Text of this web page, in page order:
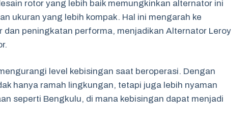
rotor yang lebih baik memungkinkan alternator ini
ukuran yang lebih kompak. Hal ini mengarah ke
dan peningkatan performa, menjadikan Alternator Leroy
level kebisingan saat beroperasi. Dengan
hanya ramah lingkungan, tetapi juga lebih nyaman
seperti Bengkulu, di mana kebisingan dapat menjadi